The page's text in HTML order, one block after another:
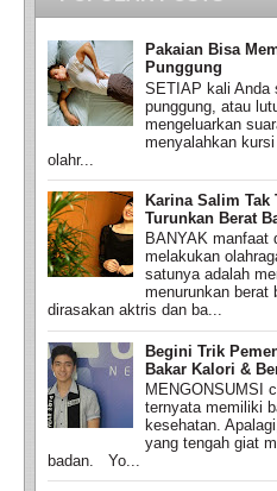
Pakaian Bisa
Punggung
SETIAP kali Anda
punggung, atau
mengeluarkan
menyalahkan
olahr...
Karina Salim Tak
Turunkan Berat
BANYAK manfaat
melakukan
satunya adalah
menurunkan berat
dirasakan aktris dan ba...
Begini Trik
Bakar Kalori &
MENGONSUMSI
ternyata memiliki
kesehatan.
yang tengah giat
badan. Yo...